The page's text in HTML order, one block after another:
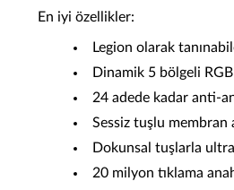
En iyi özellikler:
Legion olarak
Dinamik 5 bölgeli RGB
24 adede kadar anti-
Sessiz tuşlu membran
Dokunsal tuşlarla
20 milyon tıklama